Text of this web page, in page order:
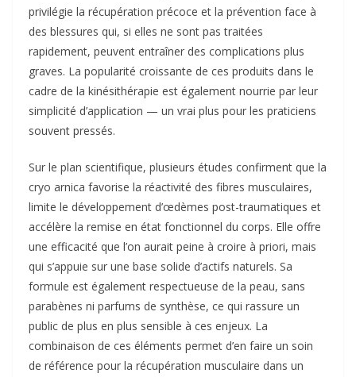
privilégie la récupération précoce et la prévention face à
des blessures qui, si elles ne sont pas traitées
rapidement, peuvent entraîner des complications plus
graves. La popularité croissante de ces produits dans le
cadre de la kinésithérapie est également nourrie par leur
simplicité d’application — un vrai plus pour les praticiens
souvent pressés.
Sur le plan scientifique, plusieurs études confirment que la
cryo arnica favorise la réactivité des fibres musculaires,
limite le développement d’œdèmes post-traumatiques et
accélère la remise en état fonctionnel du corps. Elle offre
une efficacité que l’on aurait peine à croire à priori, mais
qui s’appuie sur une base solide d’actifs naturels. Sa
formule est également respectueuse de la peau, sans
parabènes ni parfums de synthèse, ce qui rassure un
public de plus en plus sensible à ces enjeux. La
combinaison de ces éléments permet d’en faire un soin
de référence pour la récupération musculaire dans un